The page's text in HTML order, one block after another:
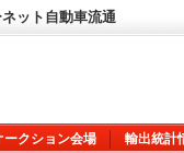
ット自動車流通
ークション会場
輸出統計